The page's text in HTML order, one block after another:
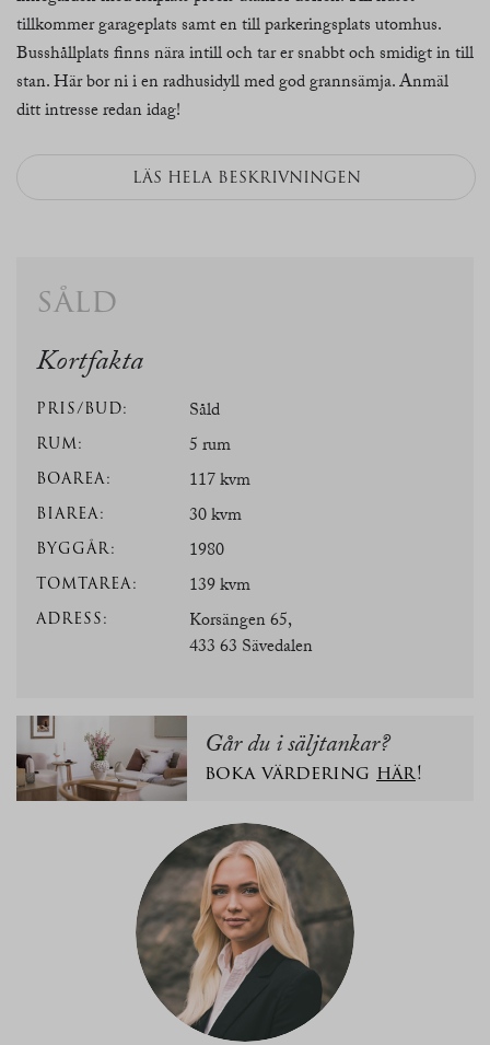
tillkommer garageplats samt en till parkeringsplats utomhus.
Busshållplats finns nära intill och tar er snabbt och smidigt in till
stan. Här bor ni i en radhusidyll med god grannsämja. Anmäl
ditt intresse redan idag!
LÄS HELA BESKRIVNINGEN
såld
Kortfakta
PRIS/BUD: Såld
RUM: 5 rum
BOAREA: 117 kvm
BIAREA: 30 kvm
BYGGÅR: 1980
TOMTAREA: 139 kvm
ADRESS:
Korsängen 65,
433 63 Sävedalen
Går du i säljtankar?
boka värdering här!